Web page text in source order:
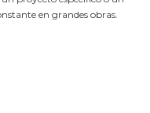
en grandes obras.